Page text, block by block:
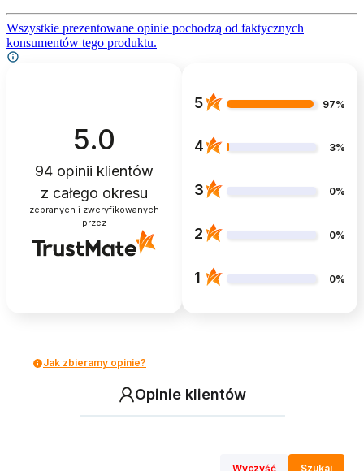
Wszystkie prezentowane opinie pochodzą od faktycznych
konsumentów tego produktu.
5.0
94 opinii klientów
z całego okresu
zebranych i zweryfikowanych
przez
5 97%
4 3%
3 0%
2 0%
1 0%
Jak zbieramy opinie?
Opinie klientów
Wyczyść Szukaj